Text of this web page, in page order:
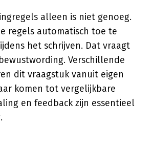
alleen is niet genoeg.
regels automatisch toe te
het schrijven. Dat vraagt
Verschillende
dit vraagstuk vanuit eigen
komen tot vergelijkbare
en feedback zijn essentieel